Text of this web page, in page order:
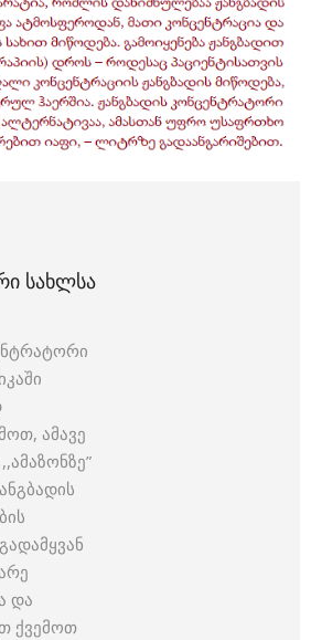
ᲡᲐᲮᲚᲡᲐ
ამავე
და
ქვემოთ